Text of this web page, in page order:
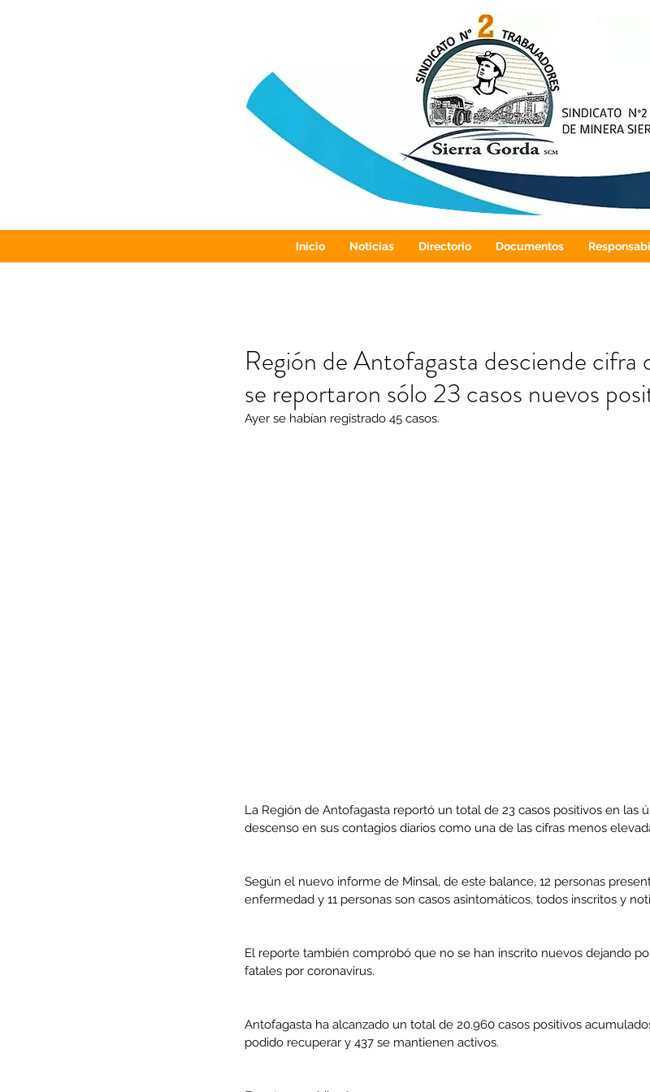
Inicio Noticias Directorio Documentos
Our Recent Posts
Región de Antofagasta desciende
se reportaron sólo 23 casos nuevos
Ayer se habían registrado 45 casos.
La Región de Antofagasta reportó un total de 23 casos positivos en las
descenso en sus contagios diarios como una de las cifras menos
Según el nuevo informe de Minsal, de este balance, 12 personas
enfermedad y 11 personas son casos asintomáticos, todos inscritos y
El reporte también comprobó que no se han inscrito nuevos dejando
fatales por coronavirus.
Antofagasta ha alcanzado un total de 20.960 casos positivos
podido recuperar y 437 se mantienen activos.